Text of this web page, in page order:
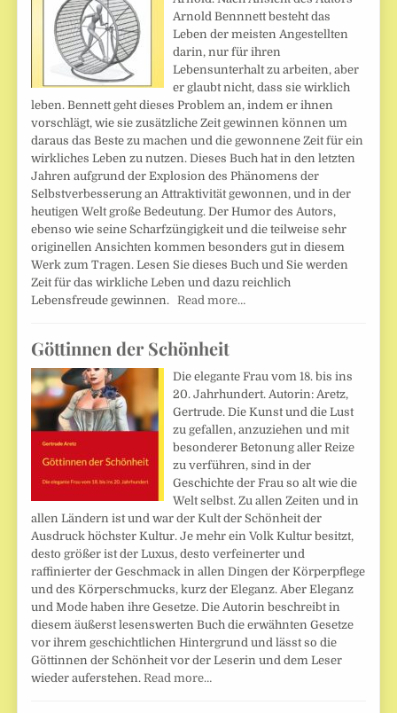
Arnold Bennnett besteht das
Leben der meisten Angestellten
darin, nur für ihren
Lebensunterhalt zu arbeiten, aber
er glaubt nicht, dass sie wirklich
leben. Bennett geht dieses Problem an, indem er ihnen
vorschlägt, wie sie zusätzliche Zeit gewinnen können um
daraus das Beste zu machen und die gewonnene Zeit für ein
wirkliches Leben zu nutzen. Dieses Buch hat in den letzten
Jahren aufgrund der Explosion des Phänomens der
Selbstverbesserung an Attraktivität gewonnen, und in der
heutigen Welt große Bedeutung. Der Humor des Autors,
ebenso wie seine Scharfzüngigkeit und die teilweise sehr
originellen Ansichten kommen besonders gut in diesem
Werk zum Tragen. Lesen Sie dieses Buch und Sie werden
Zeit für das wirkliche Leben und dazu reichlich
Lebensfreude gewinnen.Read more…
Göttinnen der Schönheit
Die elegante Frau vom 18. bis ins
20. Jahrhundert. Autorin: Aretz,
Gertrude. Die Kunst und die Lust
zu gefallen, anzuziehen und mit
besonderer Betonung aller Reize
zu verführen, sind in der
Geschichte der Frau so alt wie die
Welt selbst. Zu allen Zeiten und in
allen Ländern ist und war der Kult der Schönheit der
Ausdruck höchster Kultur. Je mehr ein Volk Kultur besitzt,
desto größer ist der Luxus, desto verfeinerter und
raffinierter der Geschmack in allen Dingen der Körperpflege
und des Körperschmucks, kurz der Eleganz. Aber Eleganz
und Mode haben ihre Gesetze. Die Autorin beschreibt in
diesem äußerst lesenswerten Buch die erwähnten Gesetze
vor ihrem geschichtlichen Hintergrund und lässt so die
Göttinnen der Schönheit vor der Leserin und dem Leser
wieder auferstehen.Read more…